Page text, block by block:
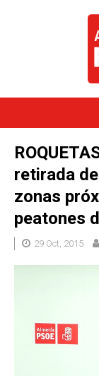
retirada
zonas
peatones
29 Oct, 2015